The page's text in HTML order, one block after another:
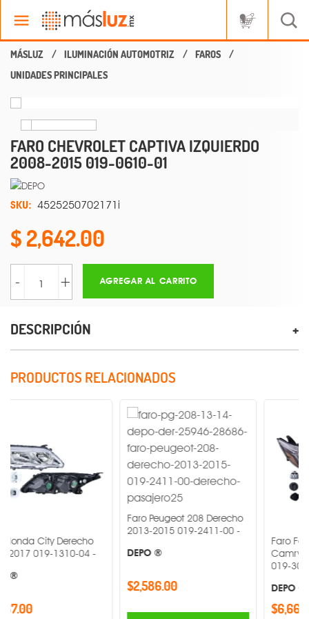
ILUMINACIÓN AUTOMOTRIZ
FAROS
UNIDADES PRINCIPALES
FARO CHEVROLET CAPTIVA IZQUIERDO
2008-2015 019-0610-01
SKU: 4525250702171i
2,642.00
- + AGREGAR AL CARRITO
DESCRIPCIÓN
PRODUCTOS RELACIONADOS
Derecho
1310-04 -
Faro Peugeot 208 Derecho
2013-2015 019-2411-00 -
DEPO ®
$2,586.00
Faro Fondo
Camry Derecho
019-3002-68 -
$6,667.00